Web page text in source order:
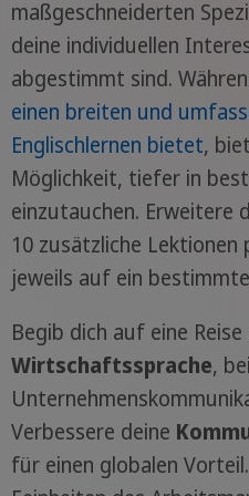
maßgeschneiderten
deine individuellen
abgestimmt sind.
einen breiten und
Englischlernen bietet,
Möglichkeit, tiefer in
einzutauchen. Erweitere
10 zusätzliche Lektionen
jeweils auf ein
Begib dich auf eine
Wirtschaftssprache,
Verbessere deine
für einen globalen